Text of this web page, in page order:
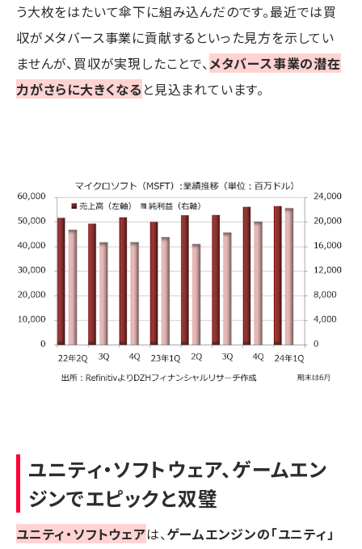
う大枚をはたいて傘下に組み込んだのです。最近では買
収がメタバース事業に貢献するといった見方を示してい
ませんが、買収が実現したことで、 メタバース事業の潜在
力がさらに大きくなる と見込まれています。
ユニティ・ソフトウェア、ゲームエン
ジンでエピックと双璧
ユニティ・ソフトウェアは、ゲームエンジンの「ユニティ」